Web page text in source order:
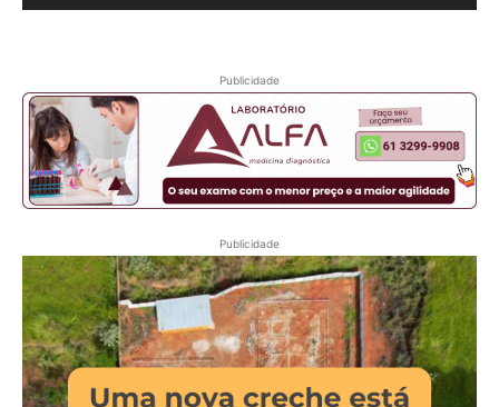
Publicidade
Publicidade